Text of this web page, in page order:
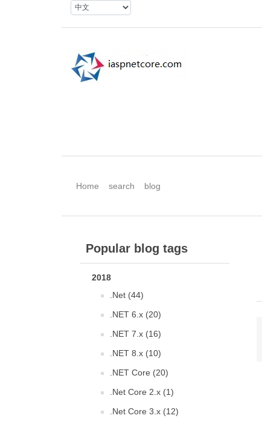
Home search blog
Popular blog tags
2018
.Net (44)
.NET 6.x (20)
.NET 7.x (16)
.NET 8.x (10)
.NET Core (20)
.Net Core 2.x (1)
.Net Core 3.x (12)